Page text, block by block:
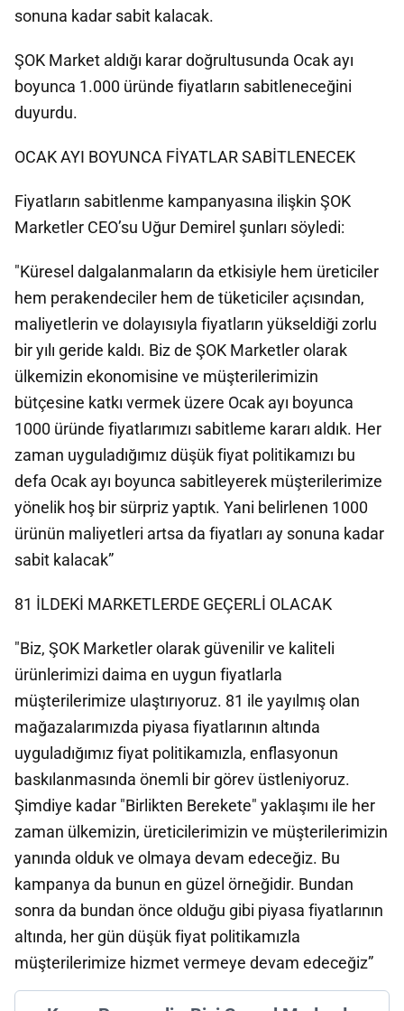
sonuna kadar sabit kalacak.
ŞOK Market aldığı karar doğrultusunda Ocak ayı
boyunca 1.000 üründe fiyatların sabitleneceğini
duyurdu.
OCAK AYI BOYUNCA FİYATLAR SABİTLENECEK
Fiyatların sabitlenme kampanyasına ilişkin ŞOK
Marketler CEO’su Uğur Demirel şunları söyledi:
"Küresel dalgalanmaların da etkisiyle hem üreticiler
hem perakendeciler hem de tüketiciler açısından,
maliyetlerin ve dolayısıyla fiyatların yükseldiği zorlu
bir yılı geride kaldı. Biz de ŞOK Marketler olarak
ülkemizin ekonomisine ve müşterilerimizin
bütçesine katkı vermek üzere Ocak ayı boyunca
1000 üründe fiyatlarımızı sabitleme kararı aldık. Her
zaman uyguladığımız düşük fiyat politikamızı bu
defa Ocak ayı boyunca sabitleyerek müşterilerimize
yönelik hoş bir sürpriz yaptık. Yani belirlenen 1000
ürünün maliyetleri artsa da fiyatları ay sonuna kadar
sabit kalacak”
81 İLDEKİ MARKETLERDE GEÇERLİ OLACAK
"Biz, ŞOK Marketler olarak güvenilir ve kaliteli
ürünlerimizi daima en uygun fiyatlarla
müşterilerimize ulaştırıyoruz. 81 ile yayılmış olan
mağazalarımızda piyasa fiyatlarının altında
uyguladığımız fiyat politikamızla, enflasyonun
baskılanmasında önemli bir görev üstleniyoruz.
Şimdiye kadar "Birlikten Berekete" yaklaşımı ile her
zaman ülkemizin, üreticilerimizin ve müşterilerimizin
yanında olduk ve olmaya devam edeceğiz. Bu
kampanya da bunun en güzel örneğidir. Bundan
sonra da bundan önce olduğu gibi piyasa fiyatlarının
altında, her gün düşük fiyat politikamızla
müşterilerimize hizmet vermeye devam edeceğiz”